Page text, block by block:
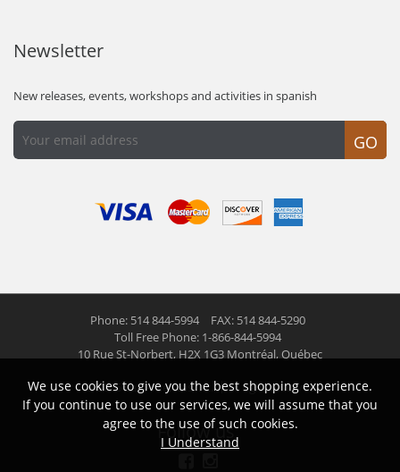
Newsletter
New releases, events, workshops and activities in spanish
GO
Phone: 514 844-5994
FAX: 514 844-5290
Toll Free Phone: 1-866-844-5994
10 Rue St-Norbert, H2X 1G3 Montréal, Québec
© 2026 Las Americas inc. All right reserved
Follow us
We use cookies to give you the best shopping experience.
If you continue to use our services, we will assume that you
agree to the use of such cookies.
I Understand